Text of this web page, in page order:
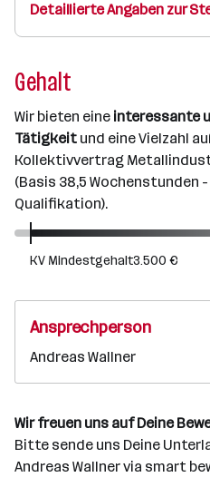
Detaillierte Angaben zur
Gehalt
Wir bieten eine interessante
Tätigkeit und eine Vielzahl
Kollektivvertrag
(Basis 38,5 Wochenstunden
Qualifikation).
KV Mindestgehalt3.500 €
Ansprechperson
Andreas Wallner
Wir freuen uns auf Deine
Bitte sende uns Deine
Andreas Wallner via smart